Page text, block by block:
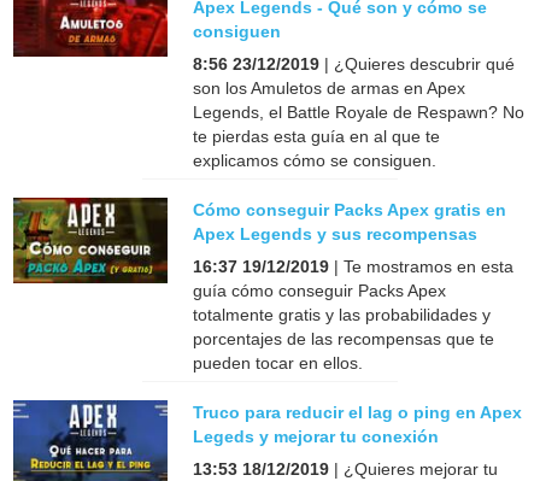
Apex Legends - Qué son y cómo se
consiguen
8:56 23/12/2019 | ¿Quieres descubrir qué
son los Amuletos de armas en Apex
Legends, el Battle Royale de Respawn? No
te pierdas esta guía en al que te
explicamos cómo se consiguen.
Cómo conseguir Packs Apex gratis en
Apex Legends y sus recompensas
16:37 19/12/2019 | Te mostramos en esta
guía cómo conseguir Packs Apex
totalmente gratis y las probabilidades y
porcentajes de las recompensas que te
pueden tocar en ellos.
Truco para reducir el lag o ping en Apex
Legeds y mejorar tu conexión
13:53 18/12/2019 | ¿Quieres mejorar tu